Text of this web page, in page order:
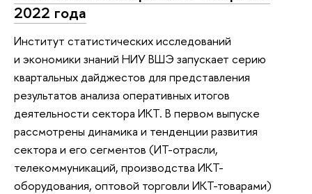
2022 года
Институт статистических исследований
и экономики знаний НИУ ВШЭ запускает серию
квартальных дайджестов для представления
результатов анализа оперативных итогов
деятельности сектора ИКТ. В первом выпуске
рассмотрены динамика и тенденции развития
сектора и его сегментов (ИТ-отрасли,
телекоммуникаций, производства ИКТ-
оборудования, оптовой торговли ИКТ-товарами)